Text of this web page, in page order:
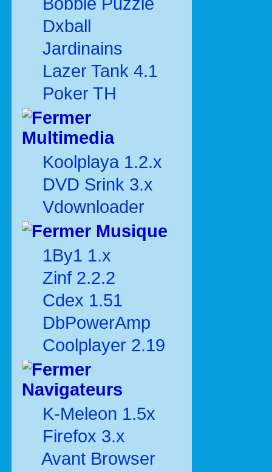
Dxball
Jardinains
Lazer Tank 4.1
Poker TH
Multimedia
Koolplaya 1.2.x
DVD Srink 3.x
Vdownloader
Musique
1By1 1.x
Zinf 2.2.2
Cdex 1.51
DbPowerAmp
Coolplayer 2.19
Navigateurs
K-Meleon 1.5x
Firefox 3.x
Avant Browser